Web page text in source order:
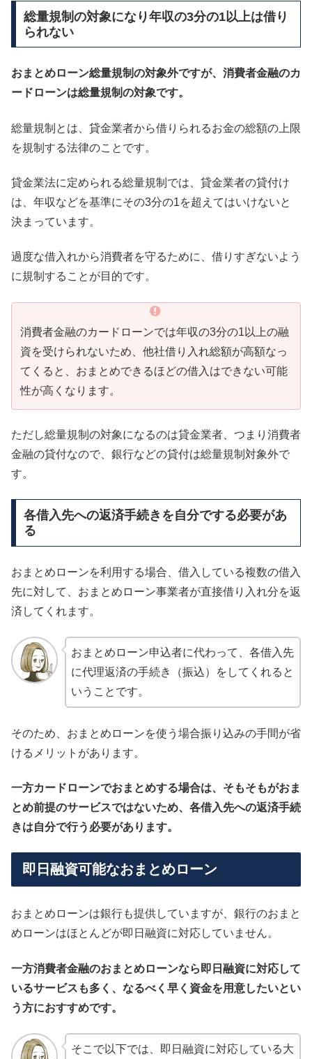
総量規制の対象になり年収の3分の1以上は借り
られない
おまとめローン総量規制の対象外ですが、消費者金融のカ
ードローンは総量規制の対象です。
総量規制とは、貸金業者から借りられるお金の総額の上限
を規制する法律のことです。
貸金業法に定められる総量規制では、貸金業者の貸付け
は、年収などを基準にその3分の1を超えてはいけないと
決まっています。
過度な借入れから消費者を守るために、借りすぎないよう
に規制することが目的です。
消費者金融のカードローンでは年収の3分の1以上の融
資を受けられないため、他社借り入れ総額が高額なっ
てくると、おまとめできるほどの借入はできない可能
性が高くなります。
ただし総量規制の対象になるのは貸金業者、つまり消費者
金融の貸付なので、銀行などの貸付は総量規制対象外で
す。
各借入先への返済手続きを自分でする必要があ
る
おまとめローンを利用する場合、借入している複数の借入
先に対して、おまとめローン事業者が直接借り入れ分を返
済してくれます。
おまとめローン申込者に代わって、各借入先
に代理返済の手続き（振込）をしてくれると
いうことです。
そのため、おまとめローンを使う場合振り込みの手間が省
けるメリットがあります。
一方カードローンでおまとめする場合は、そもそもがおま
とめ前提のサービスではないため、各借入先への返済手続
きは自分で行う必要があります。
即日融資可能なおまとめローン
おまとめローンは銀行も提供していますが、銀行のおまと
めローンはほとんどが即日融資に対応していません。
一方消費者金融のおまとめローンなら即日融資に対応して
いるサービスも多く、なるべく早く資金を用意したいとい
う方におすすめです。
そこで以下では、即日融資に対応している大